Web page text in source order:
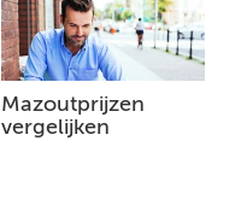
Mazoutprijzen
vergelijken